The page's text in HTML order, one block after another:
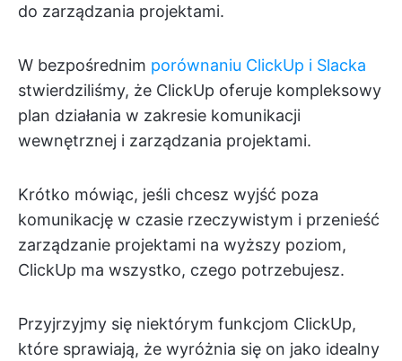
do zarządzania projektami.
W bezpośrednim porównaniu ClickUp i Slacka
stwierdziliśmy, że ClickUp oferuje kompleksowy
plan działania w zakresie komunikacji
wewnętrznej i zarządzania projektami.
Krótko mówiąc, jeśli chcesz wyjść poza
komunikację w czasie rzeczywistym i przenieść
zarządzanie projektami na wyższy poziom,
ClickUp ma wszystko, czego potrzebujesz.
Przyjrzyjmy się niektórym funkcjom ClickUp,
które sprawiają, że wyróżnia się on jako idealny